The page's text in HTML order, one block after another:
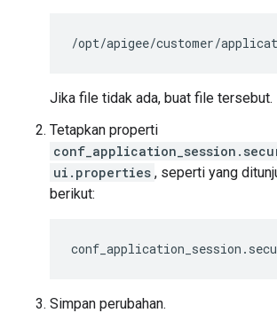
/opt/apigee/customer/
Jika file tidak ada, buat file tersebut.
Tetapkan properti
ui.properties , seperti yang
berikut:
Simpan perubahan.